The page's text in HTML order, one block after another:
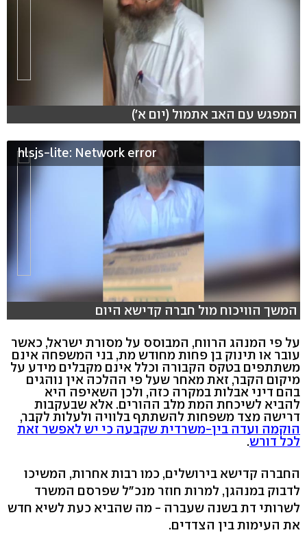
המפגש עם האב אתמול (יום א')
hlsjs-lite: Network error
המשך הוויכוח מול חברה קדישא היום
על פי המנהג הרווח, המבוסס על מסורת ישראל, כאשר
עובר או תינוק בן פחות מחודש מת, בני המשפחה אינם
משתתפים בטקס הקבורה וכלל אינם מקבלים מידע על
מיקום הקבר, זאת מאחר שעל פי ההלכה אין נוהגים
בהם דיני אבלות במקרה כזה, ולכן השאיפה היא
להביא לשיכחת המת מלב ההורים. אלא שבעקבות
דרישה מצד משפחות להשתתף בלוויה ולעלות לקבר,
הוקמה ועדה בין-משרדית שקבעה כי יש לאפשר זאת
לכל דורש.
החברה קדישא בירושלים, כמו רבות אחרות, המשיכו
לדבוק במנהגן, למרות חוזר מנכ"ל שפרסם המשרד
לשרותי דת בשנה שעברה - מה שהביא כעת לשיא חדש
את העימות בין הצדדים.